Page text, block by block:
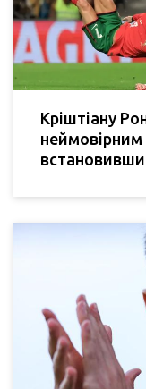
Кріштіану
неймовірним